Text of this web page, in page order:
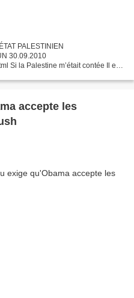
PALESTINIEN
30.09.2010
Si la Palestine m’était contée Il est
accepte les